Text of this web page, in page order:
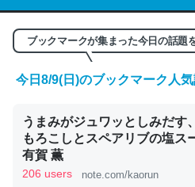
くらい。小説でいう「ずっと前
ど、短期記憶というには多い分
かりやすく強くなりそう
─GPTの仕組みと限界についての考察
ブックマークが集まった今日の話題
今日8/9(日)のブックマーク人
うまみがジュワッとしみだす
もろこしとスペアリブの塩ス
有賀 薫
206 users note.com/kaorun